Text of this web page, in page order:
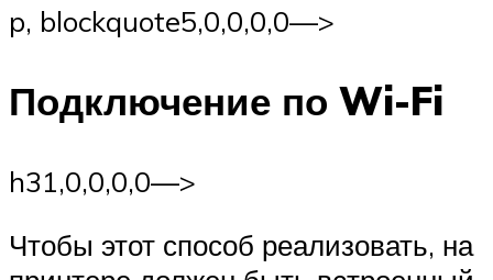
p, blockquote5,0,0,0,0—>
Подключение по Wi-Fi
h31,0,0,0,0—>
Чтобы этот способ реализовать, на